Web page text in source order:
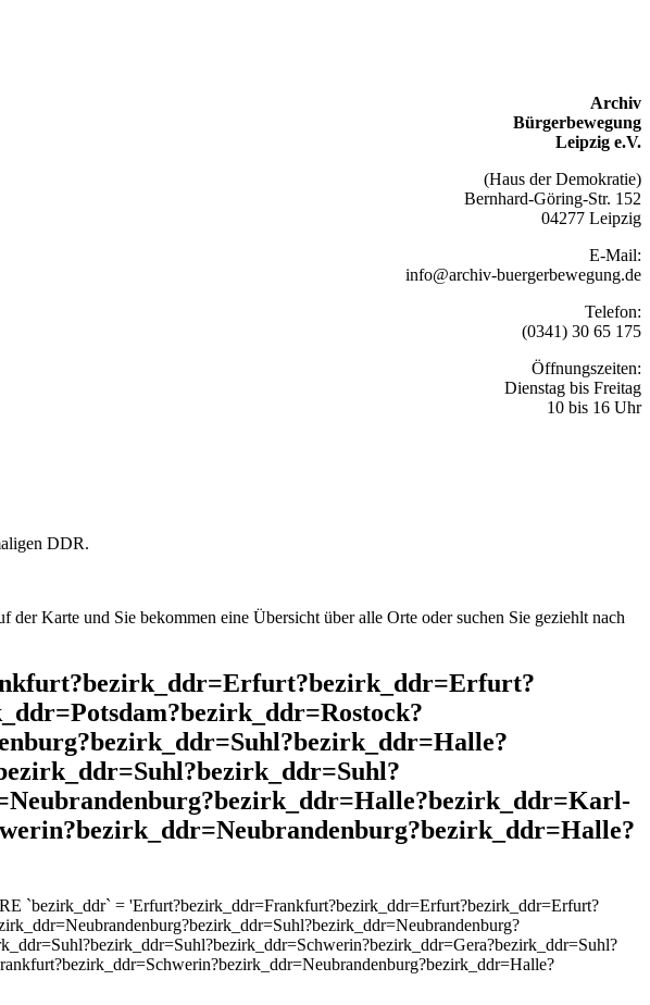
Archiv
Bürgerbewegung
Leipzig e.V.
(Haus der Demokratie)
Bernhard-Göring-Str. 152
04277 Leipzig
E-Mail:
info@archiv-buergerbewegung.de
Telefon:
(0341) 30 65 175
Öffnungszeiten:
Dienstag bis Freitag
10 bis 16 Uhr
DDR.
Karte und Sie bekommen eine Übersicht über alle Orte oder suchen Sie geziehlt nach
`bezirk_ddr` = 'Erfurt?bezirk_ddr=Frankfurt?bezirk_ddr=Erfurt?bezirk_ddr=Erfurt?